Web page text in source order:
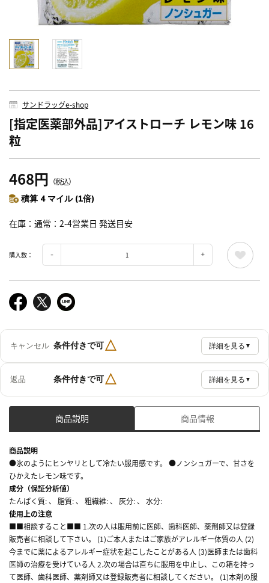
サンドラッグe-shop
[指定医薬部外品]アイストローチ レモン味 16
粒
468円 （税込）
積算 4 マイル (1倍)
在庫 通常：2-4営業日 発送目安
購入数：
キャンセル 条件付きで可△ 詳細を見る ▼
返品 条件付きで可△ 詳細を見る ▼
商品説明 商品情報
商品説明
●氷のようにヒンヤリとして冷たい服用感です。 ●ノンシュガーで、甘さを
ひかえたレモン味です。
成分（保証分析値）
たんぱく質: 、 脂質: 、 粗繊維: 、 灰分: 、 水分:
使用上の注意
■■相談すること■■ 1.次の人は服用前に医師、歯科医師、薬剤師又は登録
販売者に相談して下さい。 (1)ご本人またはご家族がアレルギー体質の人 (2)
今までに薬によるアレルギー症状を起こしたことがある人 (3)医師または歯科
医師の治療を受けている人 2.次の場合は直ちに服用を中止し、この箱を持っ
て医師、歯科医師、薬剤師又は登録販売者に相談してください。 (1)本剤の服